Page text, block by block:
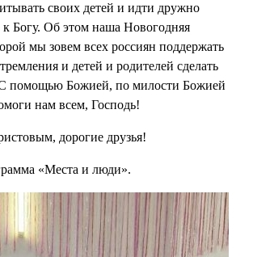
своих детей и идти дружно
к Богу. Об этом наша Новогодняя
мы зовем всех россиян поддержать
и детей и родителей сделать
помощью Божией, по милости Божией
нам всем, Господь!
дорогие друзья!
«Места и люди».